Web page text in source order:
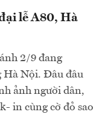
lễ A80, Hà
2/9 đang
Hà Nội. Đâu đâu
ảnh người dân,
in cùng cờ đỏ sao